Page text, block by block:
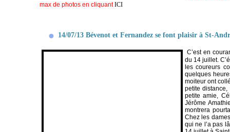
max de photos en cliquantICI
14/07/13 Bévenot et Fernandez se font plaisir à St-
C’est en
du 14 juillet.
les coureurs
quelques
moiteur ont
petite
petite amie,
Jérôme
montrera
Chez les
qui ne l’a pas